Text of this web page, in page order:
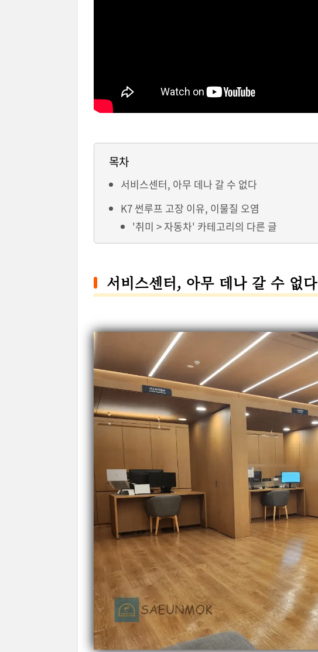
목차
서비스센터, 아무 데나 갈 수 없다
K7 썬루프 고장 이유, 이물질 오염
'취미 > 자동차' 카테고리의 다른 글
서비스센터, 아무 데나 갈 수 없다